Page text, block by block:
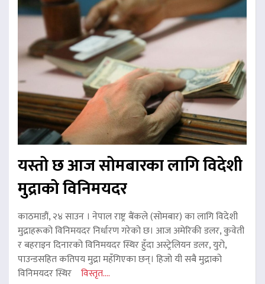
यस्तो छ आज सोमबारका लागि विदेशी
मुद्राको विनिमयदर
काठमाडौं, २४ साउन । नेपाल राष्ट्र बैंकले (सोमबार) का लागि विदेशी
मुद्राहरूको विनिमयदर निर्धारण गरेको छ। आज अमेरिकी डलर, कुवेती
र बहराइन दिनारको विनिमयदर स्थिर हुँदा अस्ट्रेलियन डलर, युरो,
पाउन्डसहित कतिपय मुद्रा महँगिएका छन्। हिजो यी सबै मुद्राको
विनिमयदर स्थिर विस्तृत....